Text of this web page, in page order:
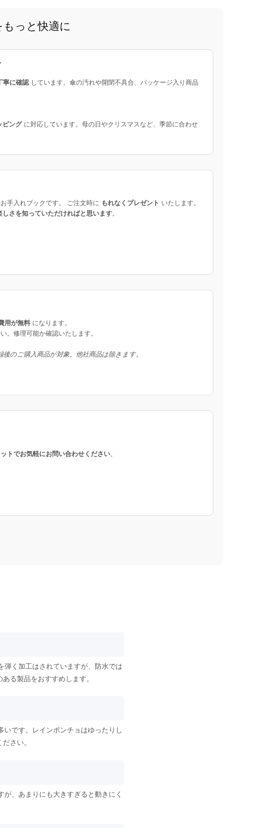
っと快適に
寧に確認しています。傘の汚れや開閉不具合、パッケージ入り商品
ピングに対応しています。母の日やクリスマスなど、季節に合わせ
手入れブックです。 ご注文時に もれなくプレゼント いたします。
さを知っていただければと思います。
用が無料になります。
。修理可能か確認いたします。
のご購入商品が対象。他社商品は除きます。
トでお気軽にお問い合わせください。
弾く加工はされていますが、防水では
る製品をおすすめします。
です。レインポンチョはゆったりし
さい。
、あまりにも大きすぎると動きにく